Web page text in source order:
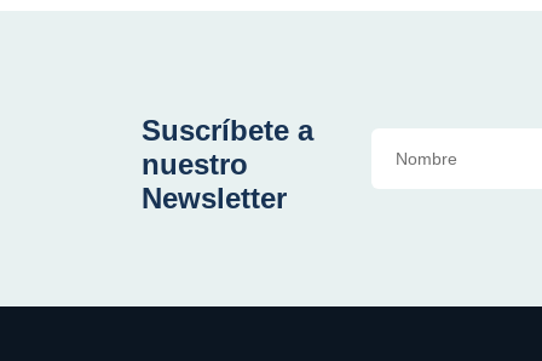
Suscríbete a
nuestro
Newsletter